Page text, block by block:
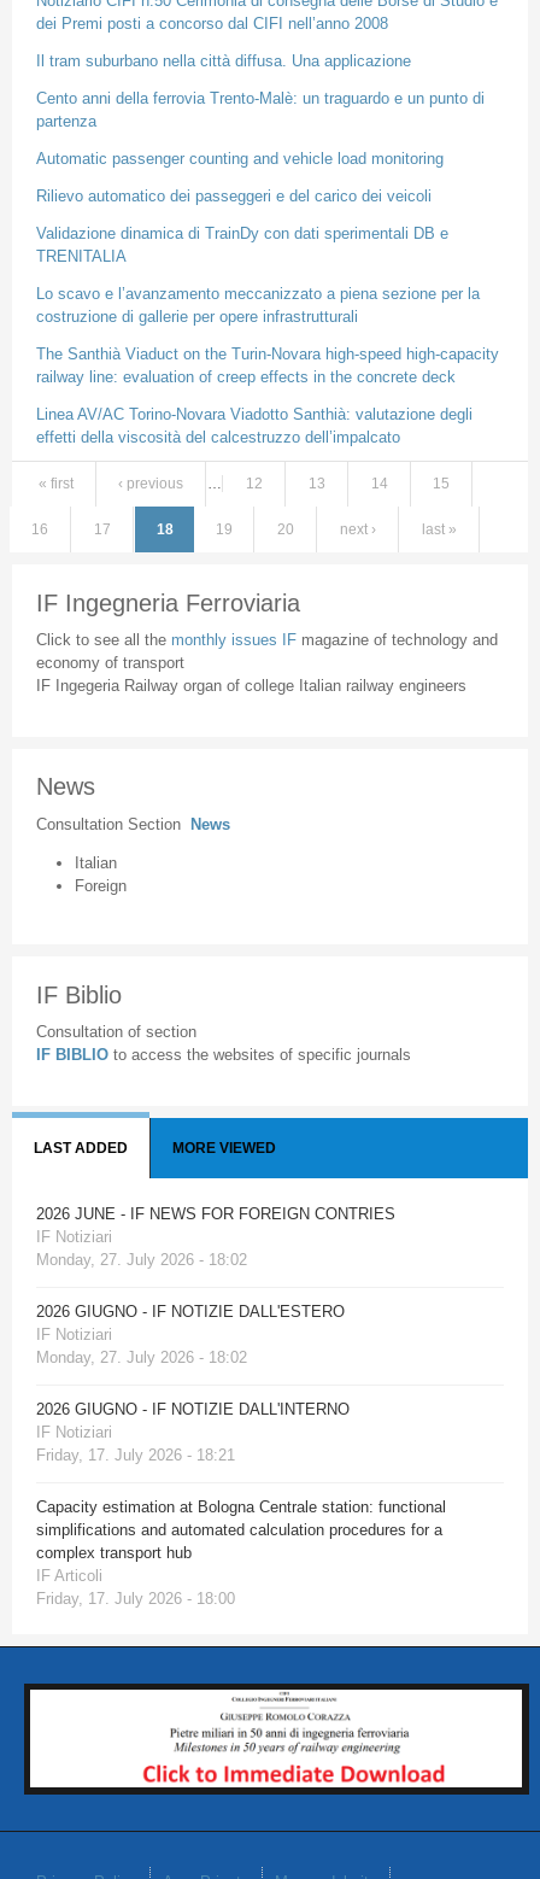
dei Premi posti a concorso dal CIFI nell’anno 2008
Il tram suburbano nella città diffusa. Una applicazione
Cento anni della ferrovia Trento-Malè: un traguardo e un punto di
partenza
Automatic passenger counting and vehicle load monitoring
Rilievo automatico dei passeggeri e del carico dei veicoli
Validazione dinamica di TrainDy con dati sperimentali DB e
TRENITALIA
Lo scavo e l’avanzamento meccanizzato a piena sezione per la
costruzione di gallerie per opere infrastrutturali
The Santhià Viaduct on the Turin-Novara high-speed high-capacity
railway line: evaluation of creep effects in the concrete deck
Linea AV/AC Torino-Novara Viadotto Santhià: valutazione degli
effetti della viscosità del calcestruzzo dell’impalcato
Pages
« first ‹ previous … 12 13 14 15
16 17 18 19 20 next › last »
IF Ingegneria Ferroviaria
Click to see all the monthly issues IF magazine of technology and
economy of transport
IF Ingegeria Railway organ of college Italian railway engineers
News
Consultation Section News
Italian
Foreign
IF Biblio
Consultation of section
IF BIBLIO to access the websites of specific journals
LAST ADDED MORE VIEWED
2026 JUNE - IF NEWS FOR FOREIGN CONTRIES
IF Notiziari
Monday, 27. July 2026 - 18:02
2026 GIUGNO - IF NOTIZIE DALL'ESTERO
IF Notiziari
Monday, 27. July 2026 - 18:02
2026 GIUGNO - IF NOTIZIE DALL'INTERNO
IF Notiziari
Friday, 17. July 2026 - 18:21
Capacity estimation at Bologna Centrale station: functional
simplifications and automated calculation procedures for a
complex transport hub
IF Articoli
Friday, 17. July 2026 - 18:00